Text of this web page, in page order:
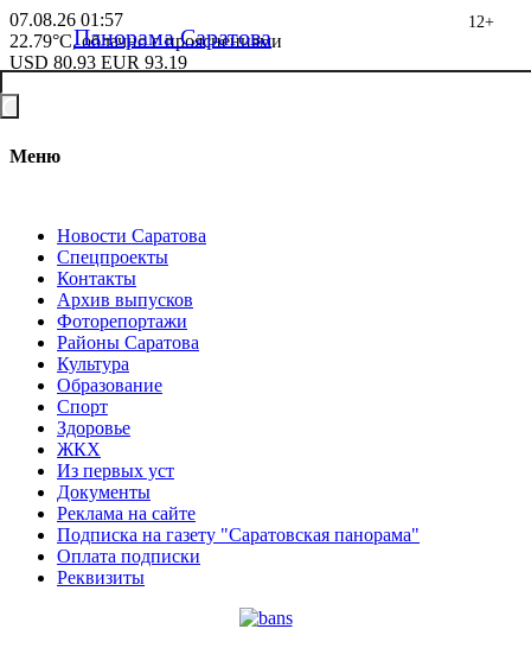
07.08.26 01:57
22.79°C, облачно с прояснениями
USD 80.93 EUR 93.19
Меню
Новости Саратова
Спецпроекты
Контакты
Архив выпусков
Фоторепортажи
Районы Саратова
Культура
Образование
Спорт
Здоровье
ЖКХ
Из пеpвых уст
Документы
Реклама на сайте
Подписка на газету "Саратовская панорама"
Оплата подписки
Реквизиты
Панорама Саратова
12+